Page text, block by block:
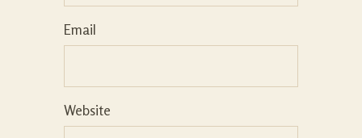
Email
Website